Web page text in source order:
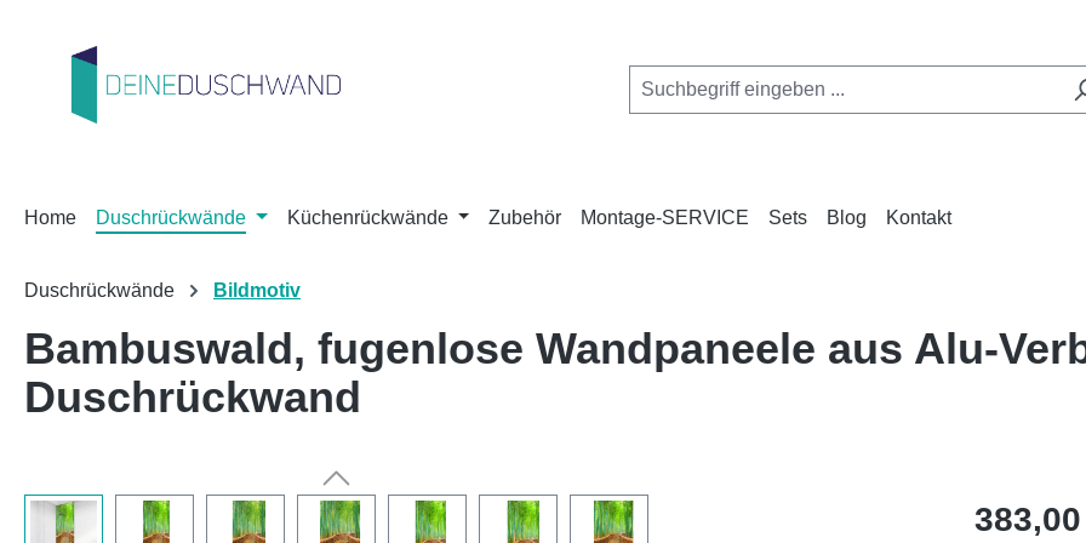
Home Duschrückwände Küchenrückwände Zubehör Montage-SERVICE Sets Blog Kontakt
Duschrückwände Bildmotiv
Bambuswald, fugenlose Wandpaneele aus Alu-
Duschrückwand
Regulärer